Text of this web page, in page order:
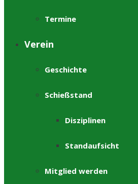
Termine
Verein
Geschichte
Schießstand
Disziplinen
Standaufsicht
Mitglied werden